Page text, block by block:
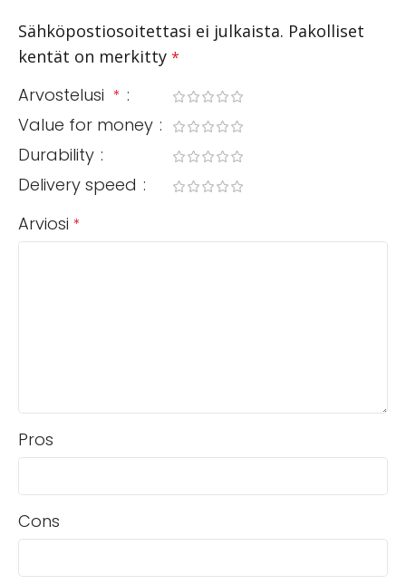
Sähköpostiosoitettasi ei julkaista. Pakolliset
kentät on merkitty *
Arvostelusi *
Value for money
Durability
Delivery speed
Arviosi *
Pros
Cons